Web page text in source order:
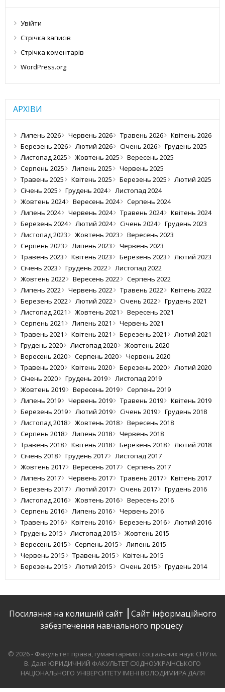
Увійти
Стрічка записів
Стрічка коментарів
WordPress.org
АРХІВИ
Липень 2026 Червень 2026 Травень 2026
Квітень 2026
Березень 2026
Лютий 2026 Січень 2026
Грудень 2025
Листопад 2025
Жовтень 2025
Вересень 2025
Серпень 2025
Липень 2025
Червень 2025
Травень 2025
Квітень 2025 Березень 2025
Лютий 2025
Січень 2025
Грудень 2024
Листопад 2024
Жовтень 2024
Вересень 2024
Серпень 2024
Липень 2024
Червень 2024 Травень 2024
Квітень 2024
Березень 2024
Лютий 2024 Січень 2024
Грудень 2023
Листопад 2023
Жовтень 2023
Вересень 2023
Серпень 2023
Липень 2023
Червень 2023
Травень 2023
Квітень 2023 Березень 2023
Лютий 2023
Січень 2023
Грудень 2022
Листопад 2022
Жовтень 2022
Вересень 2022
Серпень 2022
Липень 2022
Червень 2022 Травень 2022
Квітень 2022
Березень 2022
Лютий 2022 Січень 2022
Грудень 2021
Листопад 2021
Жовтень 2021
Вересень 2021
Серпень 2021
Липень 2021
Червень 2021
Травень 2021
Квітень 2021 Березень 2021
Лютий 2021
Грудень 2020
Листопад 2020
Жовтень 2020
Вересень 2020
Серпень 2020
Червень 2020
Травень 2020
Квітень 2020 Березень 2020
Лютий 2020
Січень 2020
Грудень 2019
Листопад 2019
Жовтень 2019
Вересень 2019
Серпень 2019
Липень 2019
Червень 2019 Травень 2019
Квітень 2019
Березень 2019
Лютий 2019 Січень 2019
Грудень 2018
Листопад 2018
Жовтень 2018
Вересень 2018
Серпень 2018
Липень 2018
Червень 2018
Травень 2018
Квітень 2018 Березень 2018
Лютий 2018
Січень 2018
Грудень 2017
Листопад 2017
Жовтень 2017
Вересень 2017
Серпень 2017
Липень 2017
Червень 2017 Травень 2017
Квітень 2017
Березень 2017
Лютий 2017 Січень 2017
Грудень 2016
Листопад 2016
Жовтень 2016
Вересень 2016
Серпень 2016
Липень 2016
Червень 2016
Травень 2016
Квітень 2016 Березень 2016
Лютий 2016
Грудень 2015
Листопад 2015
Жовтень 2015
Вересень 2015
Серпень 2015
Липень 2015
Червень 2015
Травень 2015
Квітень 2015
Березень 2015
Лютий 2015 Січень 2015 Грудень 2014
Посилання на колишній сайт
Сайт інформаційного
забезпечення навчального процесу
© 2026 - Факультет права, гуманітарних і соціальних наук СНУ ім.
В. Даля ЮРИДИЧНИЙ ФАКУЛЬТЕТ СХІДНОУКРАЇНСЬКОГО
НАЦІОНАЛЬНОГО УНІВЕРСИТЕТУ ІМЕНІ ВОЛОДИМИРА ДАЛЯ